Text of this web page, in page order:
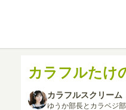
カラフルたけ
カラフルスクリーム
ゆうか部長とカラベジ部